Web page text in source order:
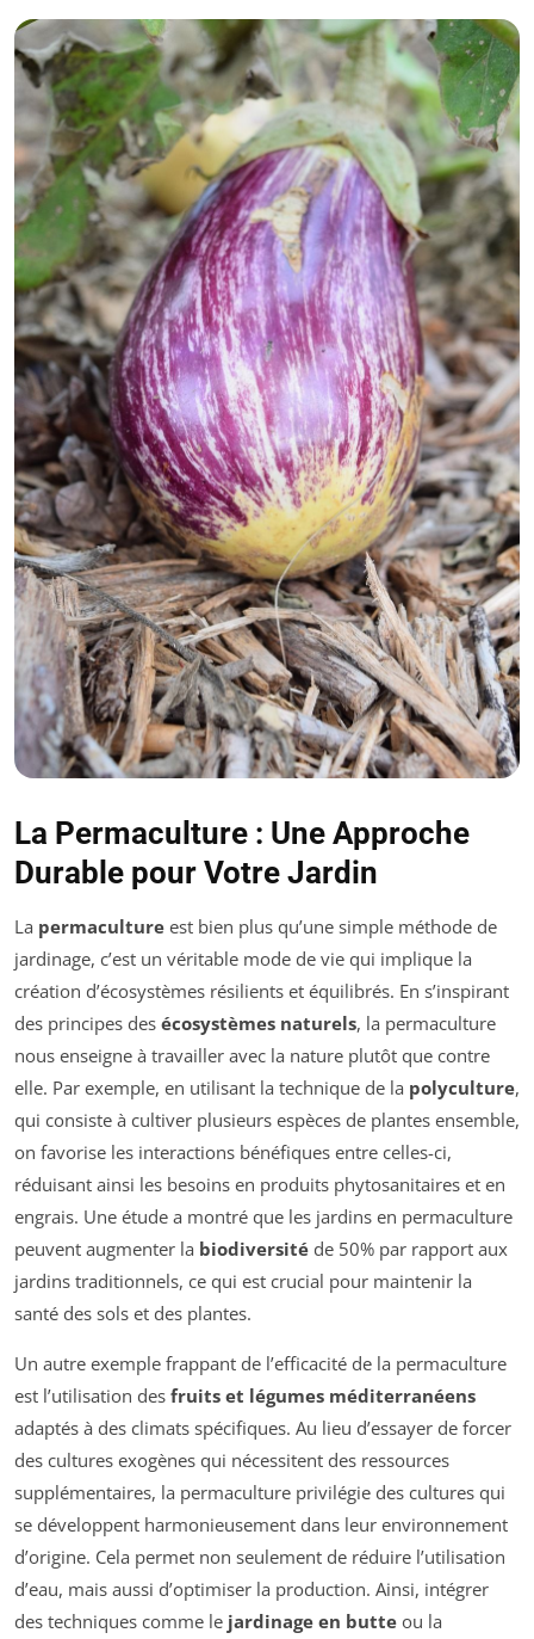
La Permaculture : Une Approche
Durable pour Votre Jardin
La permaculture est bien plus qu’une simple méthode de
jardinage, c’est un véritable mode de vie qui implique la
création d’écosystèmes résilients et équilibrés. En s’inspirant
des principes des écosystèmes naturels, la permaculture
nous enseigne à travailler avec la nature plutôt que contre
elle. Par exemple, en utilisant la technique de la polyculture,
qui consiste à cultiver plusieurs espèces de plantes ensemble,
on favorise les interactions bénéfiques entre celles-ci,
réduisant ainsi les besoins en produits phytosanitaires et en
engrais. Une étude a montré que les jardins en permaculture
peuvent augmenter la biodiversité de 50% par rapport aux
jardins traditionnels, ce qui est crucial pour maintenir la
santé des sols et des plantes.
Un autre exemple frappant de l’efficacité de la permaculture
est l’utilisation des fruits et légumes méditerranéens
adaptés à des climats spécifiques. Au lieu d’essayer de forcer
des cultures exogènes qui nécessitent des ressources
supplémentaires, la permaculture privilégie des cultures qui
se développent harmonieusement dans leur environnement
d’origine. Cela permet non seulement de réduire l’utilisation
d’eau, mais aussi d’optimiser la production. Ainsi, intégrer
des techniques comme le jardinage en butte ou la